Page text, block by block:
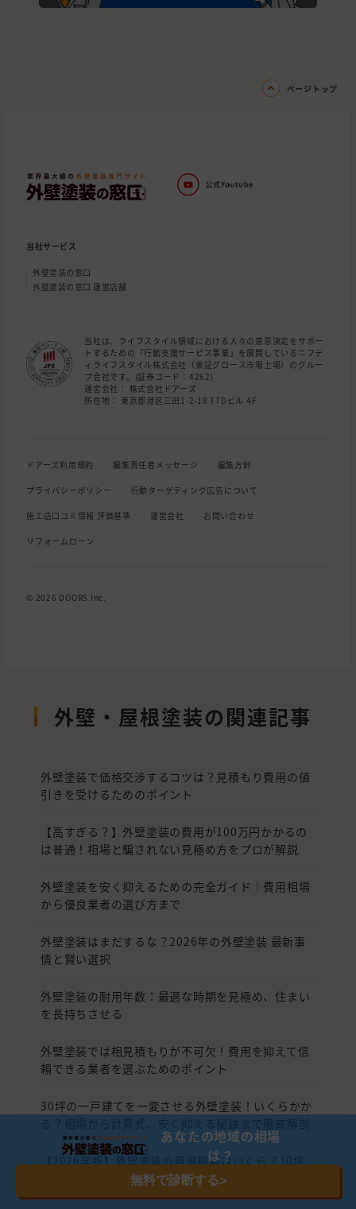
ページトップ
当社サービス
外壁塗装の窓口
外壁塗装の窓口 運営店舗
当社は、ライフスタイル領域における人々の意思決定をサポー
トするための「行動支援サービス事業」を展開しているニフテ
ィライフスタイル株式会社（東証グロース市場上場）のグルー
プ会社です。(証券コード：4262)
運営会社： 株式会社ドアーズ
所在地： 東京都港区三田1-2-18 TTDビル 4F
ドアーズ利用規約 編集責任者メッセージ 編集方針
プライバシーポリシー 行動ターゲティング広告について
施工店口コミ情報 評価基準 運営会社 お問い合わせ
リフォームローン
© 2026 DOORS Inc.
外壁・屋根塗装の関連記事
外壁塗装で価格交渉するコツは？見積もり費用の値
引きを受けるためのポイント
【高すぎる？】外壁塗装の費用が100万円かかるの
は普通！相場と騙されない見極め方をプロが解説
外壁塗装を安く抑えるための完全ガイド｜費用相場
から優良業者の選び方まで
外壁塗装はまだするな？2026年の外壁塗装 最新事
情と賢い選択
外壁塗装の耐用年数：最適な時期を見極め、住まい
を長持ちさせる
外壁塗装では相見積もりが不可欠！費用を抑えて信
頼できる業者を選ぶためのポイント
30坪の一戸建てを一変させる外壁塗装！いくらかか
【2026年版】外壁塗装の費用相場はいくら？10坪
から100坪の適正価格と安く抑えるコツ
あなたの地域の相場
は？
無料で診断する>